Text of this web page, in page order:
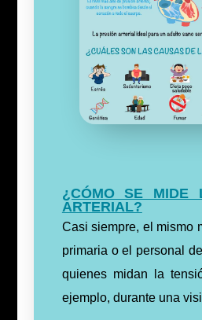
¿CÓMO SE MIDE
ARTERIAL?
Casi siempre, el mismo
primaria o el personal
quienes midan la
ejemplo, durante una